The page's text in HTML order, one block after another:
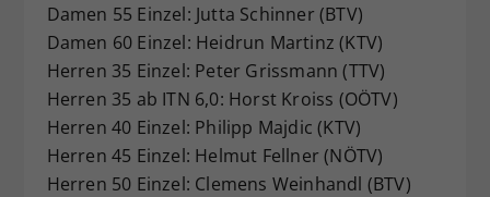
Damen 55 Einzel: Jutta Schinner (BTV)
Damen 60 Einzel: Heidrun Martinz (KTV)
Herren 35 Einzel: Peter Grissmann (TTV)
Herren 35 ab ITN 6,0: Horst Kroiss (OÖTV)
Herren 40 Einzel: Philipp Majdic (KTV)
Herren 45 Einzel: Helmut Fellner (NÖTV)
Herren 50 Einzel: Clemens Weinhandl (BTV)